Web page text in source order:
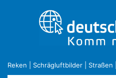
Reken Schrägluftbilder Straßen